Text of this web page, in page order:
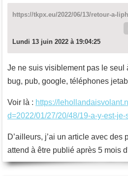
https://tkpx.eu/2022/06/13/retour-a-
Lundi 13 juin 2022 à 19:04:25
Je ne suis visiblement pas le seul
bug, pub, google, téléphones
Voir là : https://
d=2022/01/27/20/48/19-a-y-est-
D’ailleurs, j’ai un article avec des
attend à être publié après 5 mois